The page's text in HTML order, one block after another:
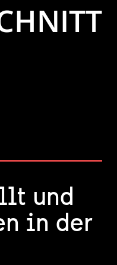
und
in der